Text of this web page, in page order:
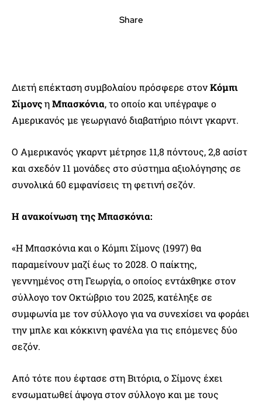
Share
Διετή επέκταση συμβολαίου πρόσφερε στονΚόμπι
ΣίμονςηΜπασκόνια, το οποίο και υπέγραψε ο
Αμερικανός με γεωργιανό διαβατήριο πόιντ γκαρντ.
Ο Αμερικανός γκαρντ μέτρησε 11,8 πόντους, 2,8 ασίστ
και σχεδόν 11 μονάδες στο σύστημα αξιολόγησης σε
συνολικά 60 εμφανίσεις τη φετινή σεζόν.
Η ανακοίνωση της Μπασκόνια:
«Η Μπασκόνια και ο Κόμπι Σίμονς (1997) θα
παραμείνουν μαζί έως το 2028. Ο παίκτης,
γεννημένος στη Γεωργία, ο οποίος εντάχθηκε στον
σύλλογο τον Οκτώβριο του 2025, κατέληξε σε
συμφωνία με τον σύλλογο για να συνεχίσει να φοράει
την μπλε και κόκκινη φανέλα για τις επόμενες δύο
σεζόν.
Από τότε που έφτασε στη Βιτόρια, ο Σίμονς έχει
ενσωματωθεί άψογα στον σύλλογο και με τους